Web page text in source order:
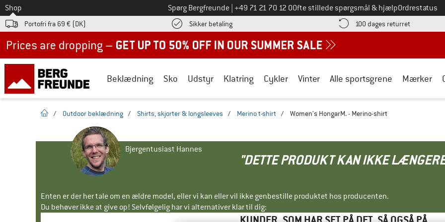
Til
Shop Spørg Bergfreunde Ring til os på
+49 71 21 70 12 0Ofte stillede spørgsmål & hjælpOrdrestatus
Portofri fra 69 € (DK) Sikker betalingFind betalingsoplysningerne her! Åbnes i en infoboks
100 dages returret Gå til
Beklædning Sko Udstyr Klatring Cykler Vinter Alle sportsgrene Mærker
Hjemmeside
/ Outdoor beklædning / Shirts, skjorter & longsleeves / Merino t-shirt / Women's HongarM. - Merino-shirt
Bjergentusiast Hannes
"DETTE PRODUKT KAN IKKE
Enten er der her tale om en ældre model, eller vi kan eller vil ikke genbestille produktet hos producenten.
Du behøver ikke at give op! Selvfølgelig har vi alternativer klar til dig: